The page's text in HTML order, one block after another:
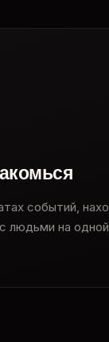
событий,
людьми на